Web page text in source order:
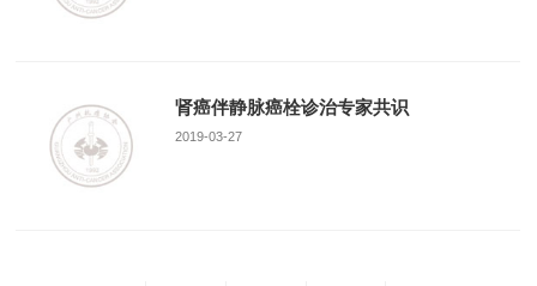
肾癌伴静脉癌栓诊治专家共识
2019-03-27